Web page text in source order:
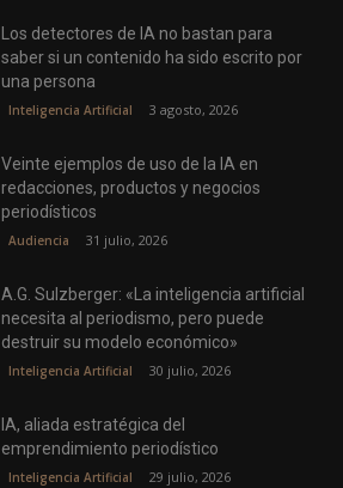
Los detectores de IA no bastan para
saber si un contenido ha sido escrito por
una persona
Inteligencia Artificial 3 agosto, 2026
Veinte ejemplos de uso de la IA en
redacciones, productos y negocios
periodísticos
Audiencia 31 julio, 2026
A.G. Sulzberger: «La inteligencia artificial
necesita al periodismo, pero puede
destruir su modelo económico»
Inteligencia Artificial 30 julio, 2026
IA, aliada estratégica del
emprendimiento periodístico
Inteligencia Artificial 29 julio, 2026